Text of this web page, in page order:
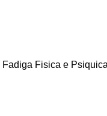
Fadiga Fisica e Psiquica